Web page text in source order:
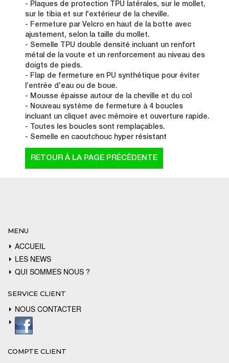
- Plaques de protection TPU latérales, sur le mollet,
sur le tibia et sur l'extérieur de la cheville.
- Fermeture par Velcro en haut de la botte avec
ajustement, selon la taille du mollet.
- Semelle TPU double densité incluant un renfort
métal de la voute et un renforcement au niveau des
doigts de pieds.
- Flap de fermeture en PU synthétique pour éviter
l’entrée d’eau ou de boue.
- Mousse épaisse autour de la cheville et du col
- Nouveau système de fermeture à 4 boucles
incluant un cliquet avec mémoire et ouverture rapide.
- Toutes les boucles sont remplaçables.
- Semelle en caoutchouc hyper résistant
MENU
ACCUEIL
LES NEWS
QUI SOMMES NOUS ?
SERVICE CLIENT
NOUS CONTACTER
COMPTE CLIENT